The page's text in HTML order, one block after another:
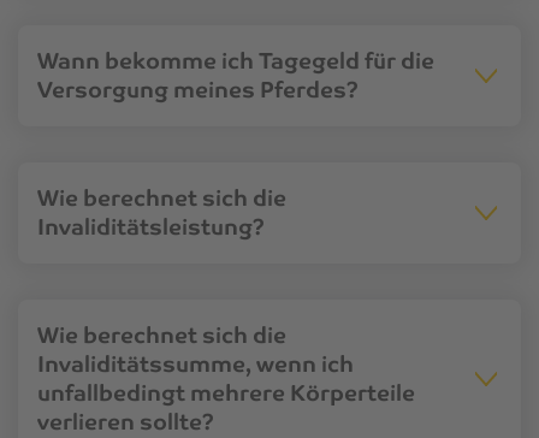
Wann bekomme ich Tagegeld für die
Versorgung meines Pferdes?
Wie berechnet sich die
Invaliditätsleistung?
Wie berechnet sich die
Invaliditätssumme, wenn ich
unfallbedingt mehrere Körperteile
verlieren sollte?